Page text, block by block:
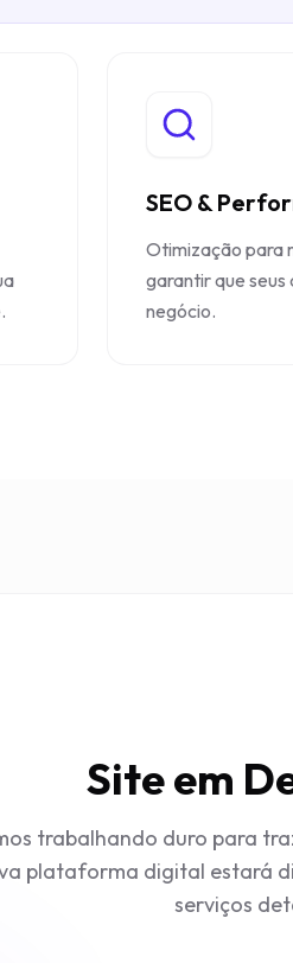
SEO &
Otimização para
garantir que seus
negócio.
Site em
trabalhando duro para
plataforma digital estará
serviços